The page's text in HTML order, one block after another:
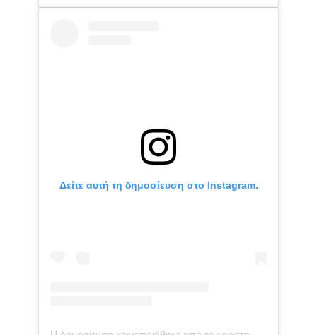
Δείτε αυτή τη δημοσίευση στο Instagram.